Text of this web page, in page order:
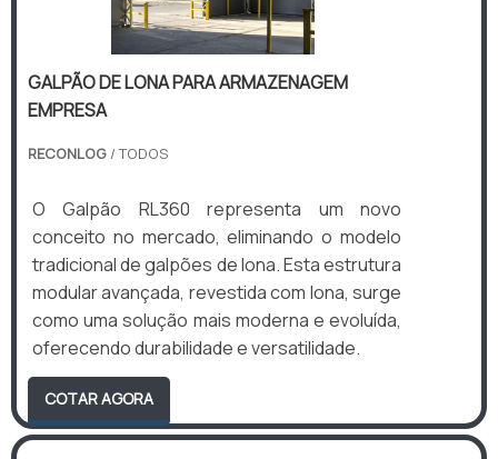
GALPÃO DE LONA PARA ARMAZENAGEM
EMPRESA
RECONLOG / TODOS
O Galpão RL360 representa um novo
conceito no mercado, eliminando o modelo
tradicional de galpões de lona. Esta estrutura
modular avançada, revestida com lona, surge
como uma solução mais moderna e evoluída,
oferecendo durabilidade e versatilidade.
COTAR AGORA